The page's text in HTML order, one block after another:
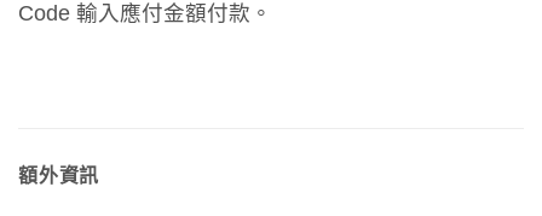
Code 輸入應付金額付款。
額外資訊